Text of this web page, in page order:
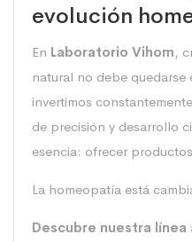
evolución
En Laboratorio Vihom,
natural no debe quedarse
invertimos
de precisión y desarrollo
esencia: ofrecer
La homeopatía está
Descubre nuestra